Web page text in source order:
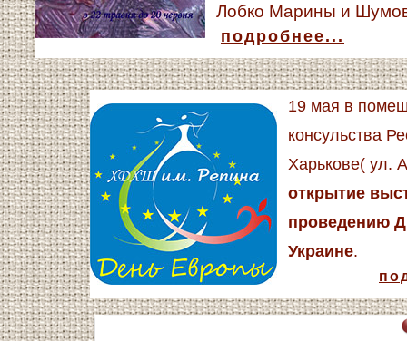
Лобко Марины и
подробнее...
19 мая в
консульства
Харькове( ул.
открытие
проведению
Украине.